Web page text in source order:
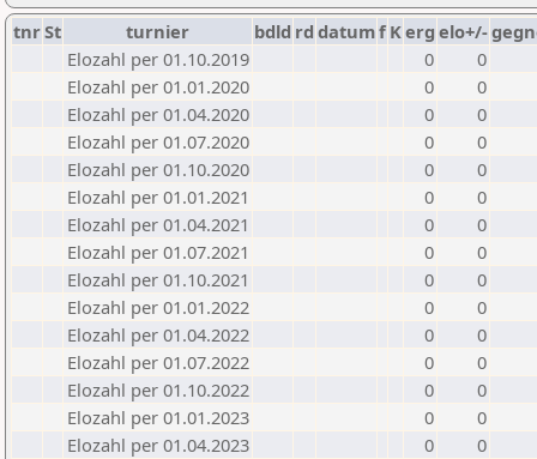
tnrSt turnier bdld rd datumf Kerg elo+/-
Elozahl per 01.10.2019
0
0
Elozahl per 01.01.2020
0
0
Elozahl per 01.04.2020
0
0
Elozahl per 01.07.2020
0
0
Elozahl per 01.10.2020
0
0
Elozahl per 01.01.2021
0
0
Elozahl per 01.04.2021
0
0
Elozahl per 01.07.2021
0
0
Elozahl per 01.10.2021
0
0
Elozahl per 01.01.2022
0
0
Elozahl per 01.04.2022
0
0
Elozahl per 01.07.2022
0
0
Elozahl per 01.10.2022
0
0
Elozahl per 01.01.2023
0
0
Elozahl per 01.04.2023
0
0